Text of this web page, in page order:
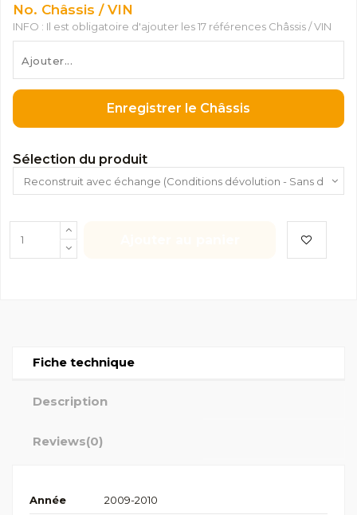
No. Châssis / VIN
INFO : Il est obligatoire d'ajouter les 17 références Châssis / VIN
Enregistrer le Châssis
Sélection du produit
Fiche technique
Description
Reviews(0)
Année 2009-2010